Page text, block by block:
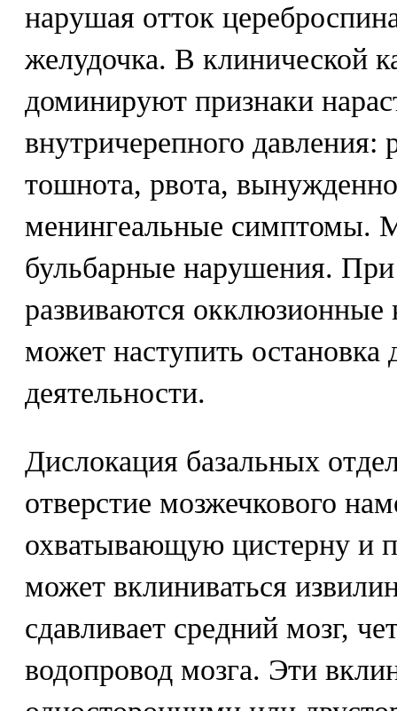
нарушая отток
желудочка. В клинической
доминируют признаки
внутричерепного давления:
тошнота, рвота,
менингеальные симптомы.
бульбарные нарушения.
развиваются
может наступить остановка
деятельности.
Дислокация базальных
отверстие мозжечкового
охватывающую цистерну и
может вклиниваться
сдавливает средний мозг,
водопровод мозга. Эти